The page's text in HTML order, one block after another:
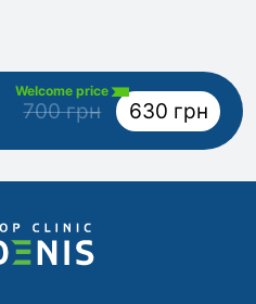
Welcome price
700 грн 630 грн